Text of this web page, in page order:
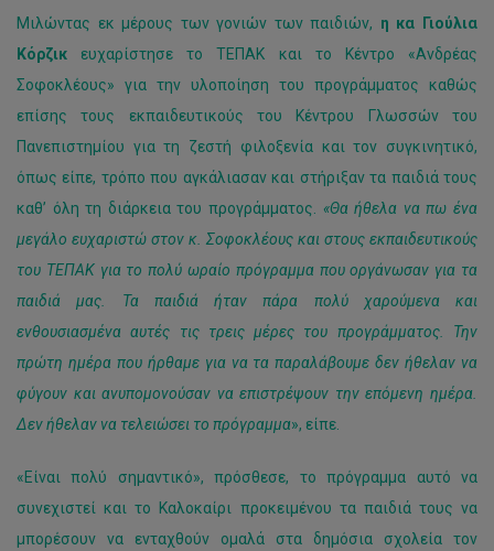
Μιλώντας εκ μέρους των γονιών των παιδιών, η κα Γιούλια
Κόρζικ ευχαρίστησε το ΤΕΠΑΚ και το Κέντρο «Ανδρέας
Σοφοκλέους» για την υλοποίηση του προγράμματος καθώς
επίσης τους εκπαιδευτικούς του Κέντρου Γλωσσών του
Πανεπιστημίου για τη ζεστή φιλοξενία και τον συγκινητικό,
όπως είπε, τρόπο που αγκάλιασαν και στήριξαν τα παιδιά τους
καθ’ όλη τη διάρκεια του προγράμματος. «Θα ήθελα να πω ένα
μεγάλο ευχαριστώ στον κ. Σοφοκλέους και στους εκπαιδευτικούς
του ΤΕΠΑΚ για το πολύ ωραίο πρόγραμμα που οργάνωσαν για τα
παιδιά μας. Τα παιδιά ήταν πάρα πολύ χαρούμενα και
ενθουσιασμένα αυτές τις τρεις μέρες του προγράμματος. Την
πρώτη ημέρα που ήρθαμε για να τα παραλάβουμε δεν ήθελαν να
φύγουν και ανυπομονούσαν να επιστρέψουν την επόμενη ημέρα.
Δεν ήθελαν να τελειώσει το πρόγραμμα», είπε.
«Είναι πολύ σημαντικό», πρόσθεσε, το πρόγραμμα αυτό να
συνεχιστεί και το Καλοκαίρι προκειμένου τα παιδιά τους να
μπορέσουν να ενταχθούν ομαλά στα δημόσια σχολεία τον